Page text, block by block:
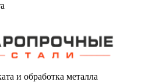
и обработка металла